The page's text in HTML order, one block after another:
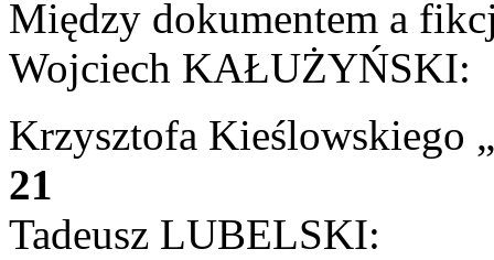
Między dokumentem a
Wojciech KAŁUŻYŃSKI:
Krzysztofa Kieślowskiego
21
Tadeusz LUBELSKI: